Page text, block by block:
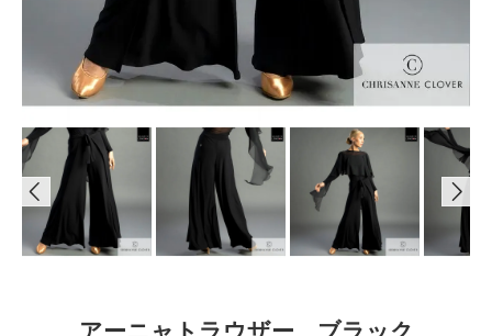
アーニャトラウザー ブラック